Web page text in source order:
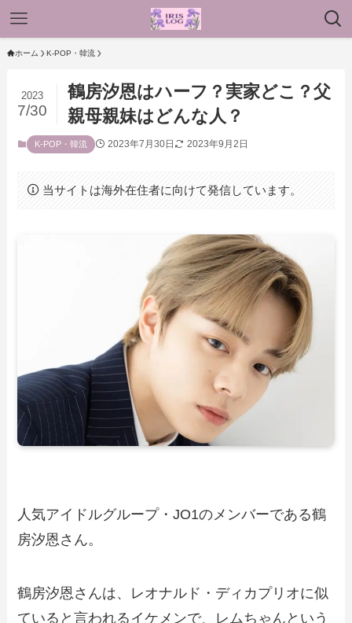
ホーム K-POP・韓流
鶴房汐恩はハーフ？実家どこ？父
親母親妹はどんな人？
2023
7/30
K-POP・韓流 2023年7月30日 2023年9月2日
当サイトは海外在住者に向けて発信しています。
人気アイドルグループ・JO1のメンバーである鶴
房汐恩さん。
鶴房汐恩さんは、レオナルド・ディカプリオに似
ていると言われるイケメンで、レムちゃんという